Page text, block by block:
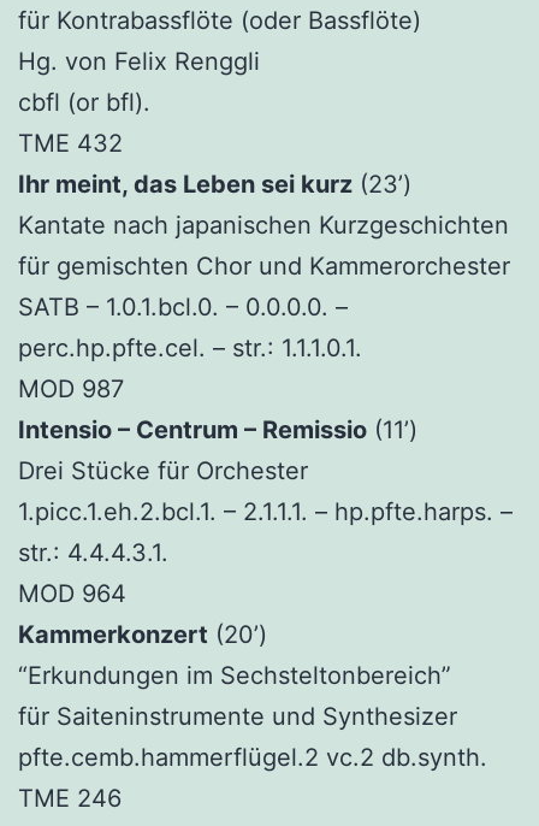
für Kontrabassflöte (oder Bassflöte)
Hg. von Felix Renggli
cbfl (or bfl).
TME 432
Ihr meint, das Leben sei kurz (23’)
Kantate nach japanischen Kurzgeschichten
für gemischten Chor und Kammerorchester
SATB – 1.0.1.bcl.0. – 0.0.0.0. –
perc.hp.pfte.cel. – str.: 1.1.1.0.1.
MOD 987
Intensio – Centrum – Remissio (11’)
Drei Stücke für Orchester
1.picc.1.eh.2.bcl.1. – 2.1.1.1. – hp.pfte.harps. –
str.: 4.4.4.3.1.
MOD 964
Kammerkonzert (20’)
“Erkundungen im Sechsteltonbereich”
für Saiteninstrumente und Synthesizer
pfte.cemb.hammerflügel.2 vc.2 db.synth.
TME 246